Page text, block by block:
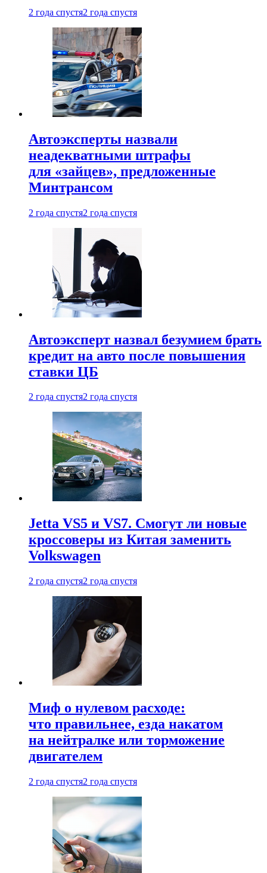
2 года спустя2 года спустя
Автоэксперты назвали
неадекватными штрафы
для «зайцев», предложенные
Минтрансом
2 года спустя2 года спустя
Автоэксперт назвал безумием брать
кредит на авто после повышения
ставки ЦБ
2 года спустя2 года спустя
Jetta VS5 и VS7. Смогут ли новые
кроссоверы из Китая заменить
Volkswagen
2 года спустя2 года спустя
Миф о нулевом расходе:
что правильнее, езда накатом
на нейтралке или торможение
двигателем
2 года спустя2 года спустя